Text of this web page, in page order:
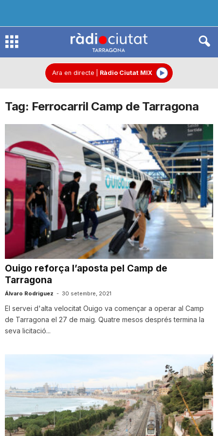
R
d
C
u
t
a
t
e
Ara en directe Ràdio Ciutat MIX
Tag: Ferrocarril Camp de Tarragona
Ouigo reforça l’aposta pel Camp de
Tarragona
Álvaro Rodriguez - 30 setembre, 2021
El servei d'alta velocitat Ouigo va començar a operar al Camp
de Tarragona el 27 de maig. Quatre mesos després termina la
seva licitació...